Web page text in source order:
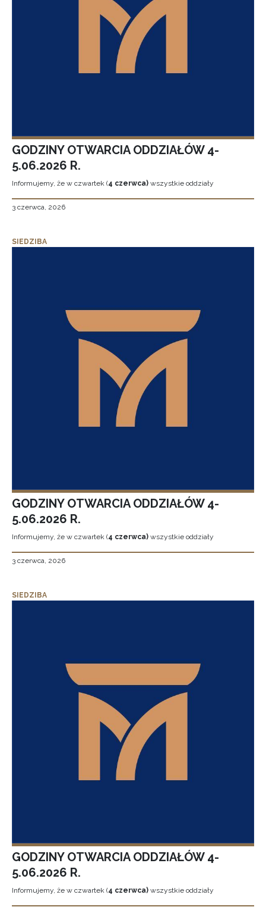
GODZINY OTWARCIA ODDZIAŁÓW 4-
5.06.2026 R.
Informujemy, że w czwartek (4 czerwca) wszystkie oddziały
3 czerwca, 2026
SIEDZIBA
GODZINY OTWARCIA ODDZIAŁÓW 4-
5.06.2026 R.
Informujemy, że w czwartek (4 czerwca) wszystkie oddziały
3 czerwca, 2026
SIEDZIBA
GODZINY OTWARCIA ODDZIAŁÓW 4-
5.06.2026 R.
Informujemy, że w czwartek (4 czerwca) wszystkie oddziały